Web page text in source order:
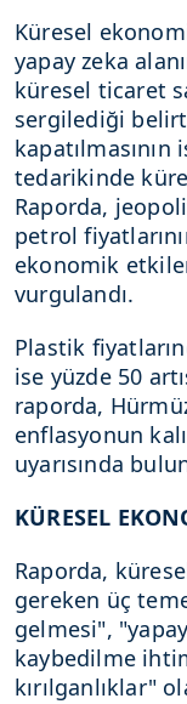
Küresel
yapay zeka
küresel ticaret
sergilediği
tedarikinde
Raporda,
petrol
ekonomik
vurgulandı.
Plastik
ise yüzde 50
raporda,
enflasyonun
uyarısında
KÜRESEL
Raporda,
gereken üç
gelmesi",
kaybedilme
kırılganlıklar"